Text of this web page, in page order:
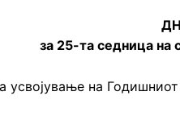
за 25-та седница на
усвојување на